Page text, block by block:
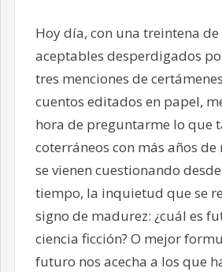
Hoy día, con una treintena
aceptables desperdigados
tres menciones de
cuentos editados en papel,
hora de preguntarme lo que
coterráneos con más años
se vienen cuestionando
tiempo, la inquietud que se
signo de madurez: ¿cuál es
ciencia ficción? O mejor
futuro nos acecha a los que